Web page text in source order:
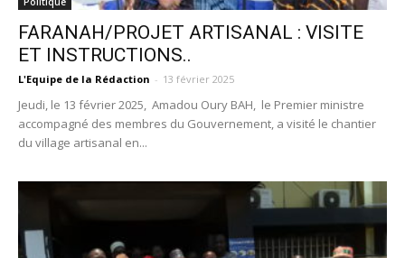
FARANAH/PROJET ARTISANAL : VISITE
ET INSTRUCTIONS..
L'Equipe de la Rédaction - 13 février 2025
Jeudi, le 13 février 2025, Amadou Oury BAH, le Premier ministre
accompagné des membres du Gouvernement, a visité le chantier
du village artisanal en...